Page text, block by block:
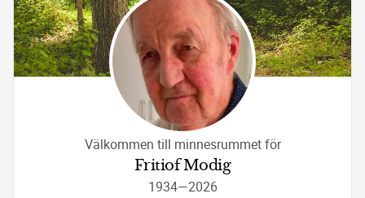
Välkommen till minnesrummet för
Fritiof Modig
1934—2026